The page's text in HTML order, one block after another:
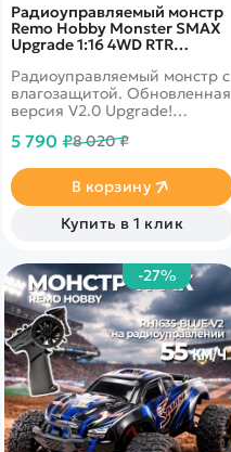
Радиоуправляемый монстр
Remo Hobby Monster SMAX
Upgrade 1:16 4WD RTR
Радиоуправляемый монстр с
влагозащитой. Обновленная
версия V2.0 Upgrade!
дождь или снег. До 35 км/ч,
1:16.
5 790 ₽8 020 ₽
В корзину
Купить в 1 клик
-27%